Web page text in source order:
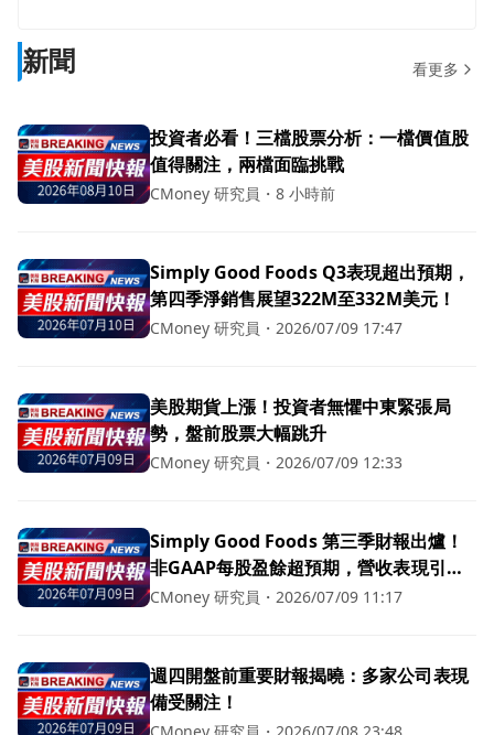
新聞 看更多
投資者必看！三檔股票分析：一檔價值股
值得關注，兩檔面臨挑戰
CMoney 研究員 ・8 小時前
Simply Good Foods Q3表現超出預期，
第四季淨銷售展望322M至332M美元！
CMoney 研究員 ・ 2026/07/09 17:47
美股期貨上漲！投資者無懼中東緊張局
勢，盤前股票大幅跳升
CMoney 研究員 ・ 2026/07/09 12:33
Simply Good Foods 第三季財報出爐！
非GAAP每股盈餘超預期，營收表現引關
注
CMoney 研究員 ・ 2026/07/09 11:17
週四開盤前重要財報揭曉：多家公司表現
備受關注！
CMoney 研究員 ・ 2026/07/08 23:48